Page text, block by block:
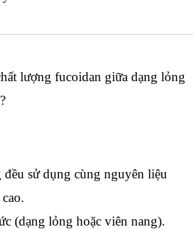
lượng fucoidan giữa dạng lỏng
sử dụng cùng nguyên liệu
(dạng lỏng hoặc viên nang).